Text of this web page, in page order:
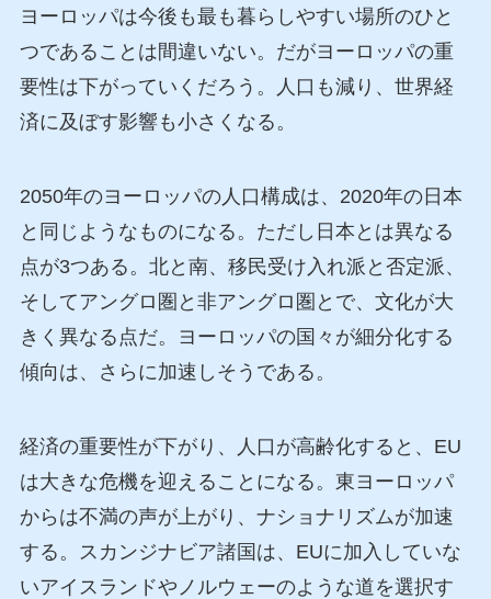
ヨーロッパは今後も最も暮らしやすい場所のひと
つであることは間違いない。だがヨーロッパの重
要性は下がっていくだろう。人口も減り、世界経
済に及ぼす影響も小さくなる。
2050年のヨーロッパの人口構成は、2020年の日本
と同じようなものになる。ただし日本とは異なる
点が3つある。北と南、移民受け入れ派と否定派、
そしてアングロ圏と非アングロ圏とで、文化が大
きく異なる点だ。ヨーロッパの国々が細分化する
傾向は、さらに加速しそうである。
経済の重要性が下がり、人口が高齢化すると、EU
は大きな危機を迎えることになる。東ヨーロッパ
からは不満の声が上がり、ナショナリズムが加速
する。スカンジナビア諸国は、EUに加入していな
いアイスランドやノルウェーのような道を選択す